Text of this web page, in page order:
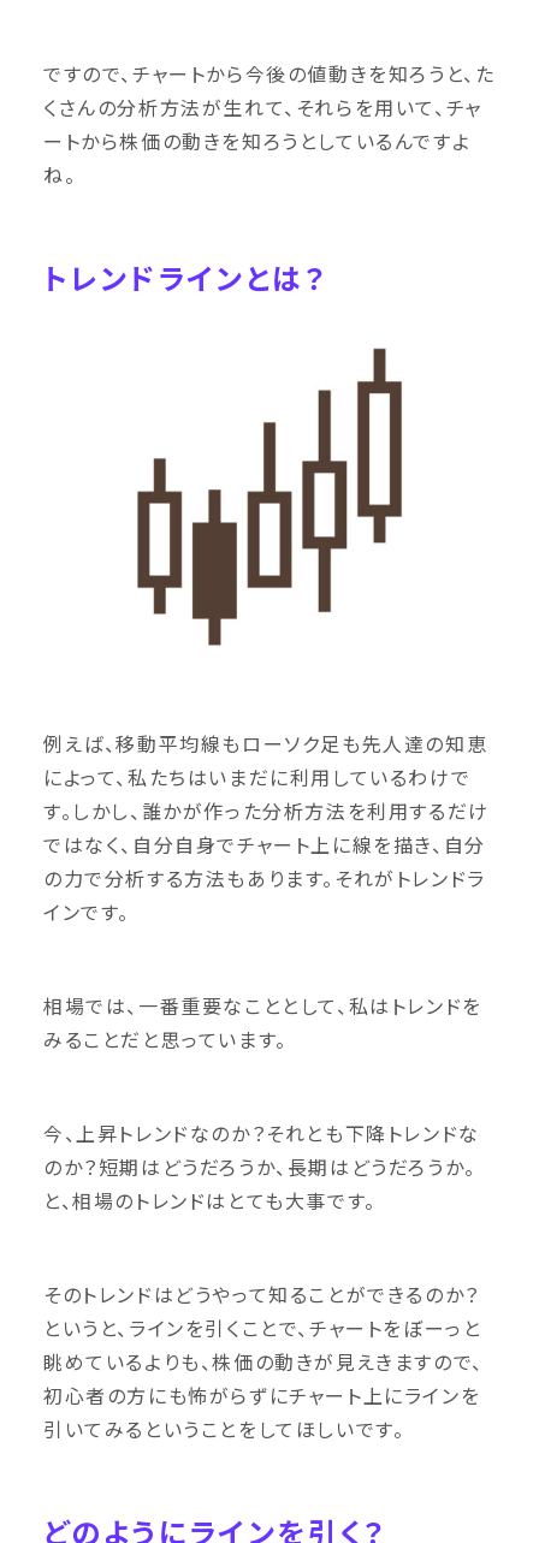
ですので、チャートから今後の値動きを知ろうと、た
くさんの分析方法が生れて、それらを用いて、チャ
ートから株価の動きを知ろうとしているんですよ
ね。
トレンドラインとは？
例えば、移動平均線もローソク足も先人達の知恵
によって、私たちはいまだに利用しているわけで
す。しかし、誰かが作った分析方法を利用するだけ
ではなく、自分自身でチャート上に線を描き、自分
の力で分析する方法もあります。それがトレンドラ
インです。
相場では、一番重要なこととして、私はトレンドを
みることだと思っています。
今、上昇トレンドなのか？それとも下降トレンドな
のか？短期はどうだろうか、長期はどうだろうか。
と、相場のトレンドはとても大事です。
そのトレンドはどうやって知ることができるのか？
というと、ラインを引くことで、チャートをぼーっと
眺めているよりも、株価の動きが見えきますので、
初心者の方にも怖がらずにチャート上にラインを
引いてみるということをしてほしいです。
どのようにラインを引く？